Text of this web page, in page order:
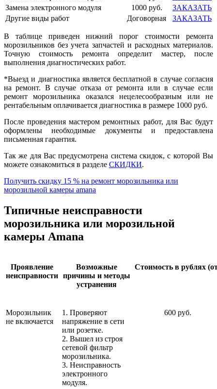
Замена электронного модуля
1000 руб.
ЗАКАЗАТЬ
Другие виды работ
Договорная ЗАКАЗАТЬ
В таблице приведен нижний порог стоимости ремонта
морозильников без учета запчастей и расходных материалов.
Точную стоимость ремонта определит мастер, после
выполнения диагностических работ.
*Выезд и диагностика является бесплатной в случае согласия
на ремонт. В случае отказа от ремонта или в случае если
ремонт морозильника оказался нецелесообразным или не
рентабельным оплачивается диагностика в размере 1000 руб.
После проведения мастером ремонтных работ, для Вас будут
оформлены необходимые документы и предоставлена
письменная гарантия.
Так же для Вас предусмотрена система скидок, с которой Вы
можете ознакомиться в разделе СКИДКИ.
Получить скидку 15 % на ремонт морозильника или
морозильной камеры amana
Типичные неисправности
морозильника или морозильной
камеры Amana
Проявление
неисправности
Возможные
причины и методы
устранения
Стоимость в рублях
Морозильник
не включается
1. Проверяют
напряжение в сети
или розетке.
2. Вышел из строя
сетевой фильтр
морозильника.
3. Неисправность
электронного
модуля.
600 руб.